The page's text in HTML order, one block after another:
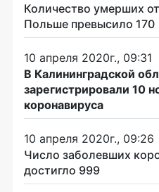
Количество умерших
Польше превысило 170
10 апреля 2020г., 09:31
В Калининградской
зарегистрировали 10
коронавируса
10 апреля 2020г., 09:26
Число заболевших
достигло 999